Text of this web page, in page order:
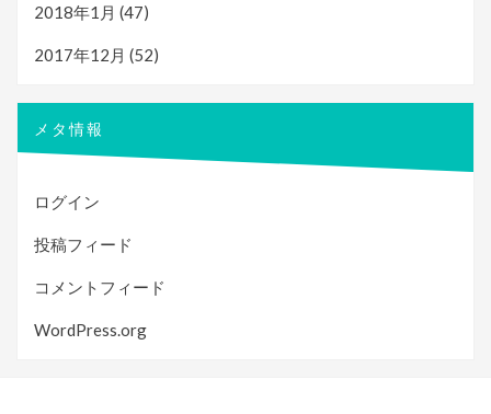
2018年1月 (47)
2017年12月 (52)
メタ情報
ログイン
投稿フィード
コメントフィード
WordPress.org